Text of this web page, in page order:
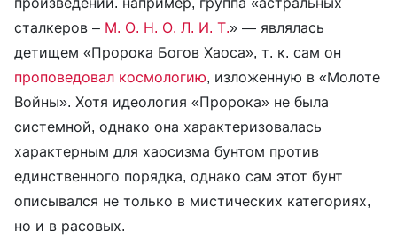
сталкеров – М. О. Н. О. Л. И. Т.» — являлась
детищем «Пророка Богов Хаоса», т. к. сам он
проповедовал космологию, изложенную в «Молоте
Войны». Хотя идеология «Пророка» не была
системной, однако она характеризовалась
характерным для хаосизма бунтом против
единственного порядка, однако сам этот бунт
описывался не только в мистических категориях,
но и в расовых.